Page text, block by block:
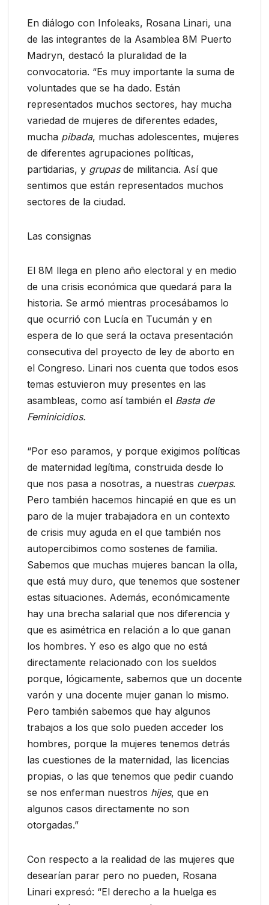
En diálogo con Infoleaks, Rosana Linari, una
de las integrantes de la Asamblea 8M Puerto
Madryn, destacó la pluralidad de la
convocatoria. “Es muy importante la suma de
voluntades que se ha dado. Están
representados muchos sectores, hay mucha
variedad de mujeres de diferentes edades,
mucha pibada, muchas adolescentes, mujeres
de diferentes agrupaciones políticas,
partidarias, y grupasde militancia. Así que
sentimos que están representados muchos
sectores de la ciudad.
Las consignas
El 8M llega en pleno año electoral y en medio
de una crisis económica que quedará para la
historia. Se armó mientras procesábamos lo
que ocurrió con Lucía en Tucumán y en
espera de lo que será la octava presentación
consecutiva del proyecto de ley de aborto en
el Congreso. Linari nos cuenta que todos esos
temas estuvieron muy presentes en las
asambleas, como así también el Basta de
Feminicidios.
“Por eso paramos, y porque exigimos políticas
de maternidad legítima, construida desde lo
que nos pasa a nosotras, a nuestras cuerpas.
Pero también hacemos hincapié en que es un
paro de la mujer trabajadora en un contexto
de crisis muy aguda en el que también nos
autopercibimos como sostenes de familia.
Sabemos que muchas mujeres bancan la olla,
que está muy duro, que tenemos que sostener
estas situaciones. Además, económicamente
hay una brecha salarial que nos diferencia y
que es asimétrica en relación a lo que ganan
los hombres. Y eso es algo que no está
directamente relacionado con los sueldos
porque, lógicamente, sabemos que un docente
varón y una docente mujer ganan lo mismo.
Pero también sabemos que hay algunos
trabajos a los que solo pueden acceder los
hombres, porque la mujeres tenemos detrás
las cuestiones de la maternidad, las licencias
propias, o las que tenemos que pedir cuando
se nos enferman nuestros hijes, que en
algunos casos directamente no son
otorgadas.”
Con respecto a la realidad de las mujeres que
desearían parar pero no pueden, Rosana
Linari expresó: “El derecho a la huelga es